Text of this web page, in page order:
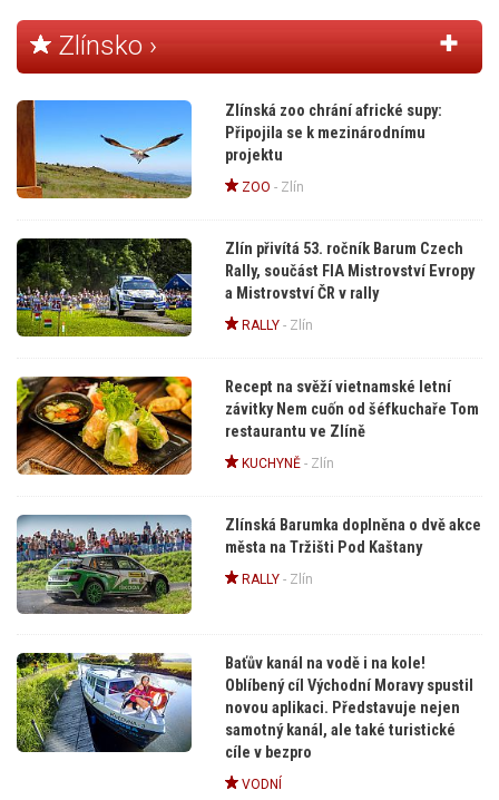
Zlínsko ›
Zlínská zoo chrání africké supy:
Připojila se k mezinárodnímu
projektu
ZOO - Zlín
Zlín přivítá 53. ročník Barum Czech
Rally, součást FIA Mistrovství Evropy
a Mistrovství ČR v rally
RALLY- Zlín
Recept na svěží vietnamské letní
závitky Nem cuốn od šéfkuchaře Tom
restaurantu ve Zlíně
KUCHYNĚ- Zlín
Zlínská Barumka doplněna o dvě akce
města na Tržišti Pod Kaštany
RALLY- Zlín
Baťův kanál na vodě i na kole!
Oblíbený cíl Východní Moravy spustil
novou aplikaci. Představuje nejen
samotný kanál, ale také turistické
cíle v bezpro
VODNÍ